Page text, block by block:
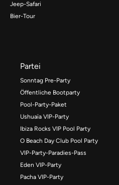
Jeep-Safari
Bier-Tour
Partei
Sonntag Pre-Party
Öffentliche Bootparty
Pool-Party-Paket
Ushuaïa VIP-Party
Ibiza Rocks VIP Pool Party
O Beach Day Club Pool Party
VIP-Party-Paradies-Pass
Eden VIP-Party
Pacha VIP-Party